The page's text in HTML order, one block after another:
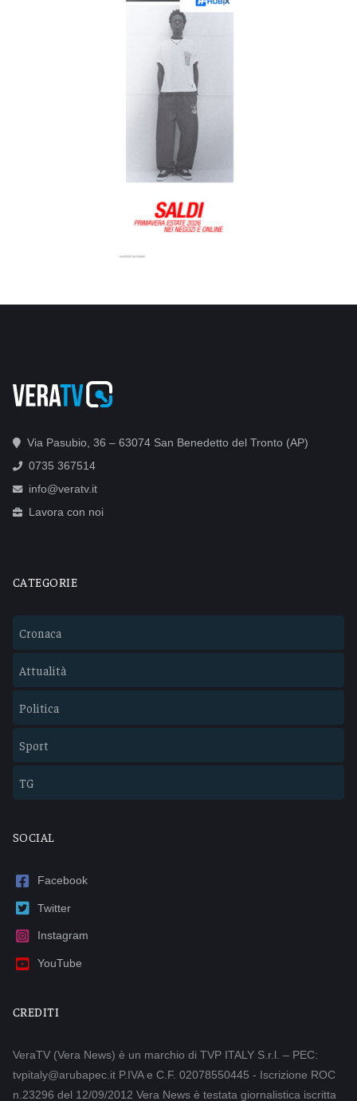
Via Pasubio, 36 – 63074 San Benedetto del Tronto (AP)
0735 367514
info@veratv.it
Lavora con noi
CATEGORIE
Cronaca
Attualità
Politica
Sport
TG
SOCIAL
Facebook
Twitter
Instagram
YouTube
CREDITI
VeraTV (Vera News) è un marchio di TVP ITALY S.r.l. – PEC:
tvpitaly@arubapec.it P.IVA e C.F. 02078550445 - Iscrizione ROC
n.23296 del 12/09/2012 Vera News è testata giornalistica iscritta